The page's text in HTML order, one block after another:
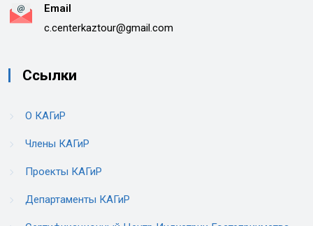
Email
c.centerkaztour@gmail.com
Ссылки
О КАГиР
Члены КАГиР
Проекты КАГиР
Департаменты КАГиР